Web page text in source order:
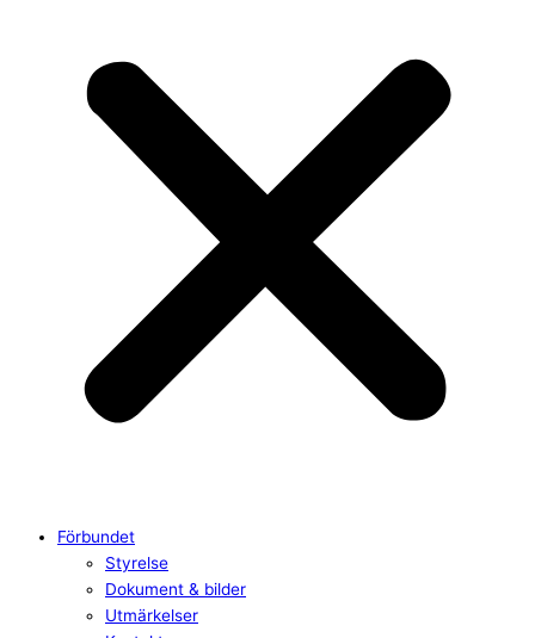
Förbundet
Styrelse
Dokument & bilder
Utmärkelser